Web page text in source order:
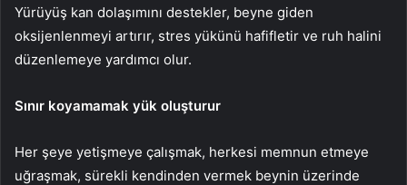
Yürüyüş kan dolaşımını destekler, beyne giden
oksijenlenmeyi artırır, stres yükünü hafifletir ve ruh halini
düzenlemeye yardımcı olur.
Sınır koyamamak yük oluşturur
Her şeye yetişmeye çalışmak, herkesi memnun etmeye
uğraşmak, sürekli kendinden vermek beynin üzerinde